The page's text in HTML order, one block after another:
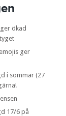
ökad
ger
i sommar (27
17/6 på